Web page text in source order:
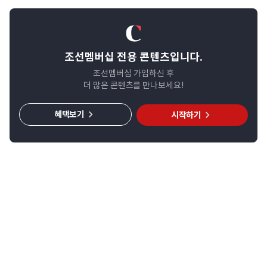
조선멤버십 전용 콘텐츠입니다.
조선멤버십 가입하신 후
더 많은 콘텐츠를 만나보세요!
시작하기
혜택보기